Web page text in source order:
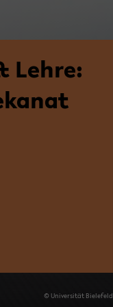
Lehre:
© Uni­ver­si­tät Bie­le­feld